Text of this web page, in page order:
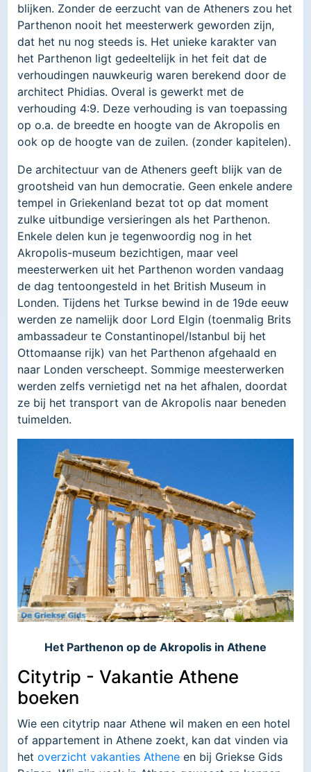
blijken. Zonder de eerzucht van de Atheners zou het
Parthenon nooit het meesterwerk geworden zijn,
dat het nu nog steeds is. Het unieke karakter van
het Parthenon ligt gedeeltelijk in het feit dat de
verhoudingen nauwkeurig waren berekend door de
architect Phidias. Overal is gewerkt met de
verhouding 4:9. Deze verhouding is van toepassing
op o.a. de breedte en hoogte van de Akropolis en
ook op de hoogte van de zuilen. (zonder kapitelen).
De architectuur van de Atheners geeft blijk van de
grootsheid van hun democratie. Geen enkele andere
tempel in Griekenland bezat tot op dat moment
zulke uitbundige versieringen als het Parthenon.
Enkele delen kun je tegenwoordig nog in het
Akropolis-museum bezichtigen, maar veel
meesterwerken uit het Parthenon worden vandaag
de dag tentoongesteld in het British Museum in
Londen. Tijdens het Turkse bewind in de 19de eeuw
werden ze namelijk door Lord Elgin (toenmalig Brits
ambassadeur te Constantinopel/Istanbul bij het
Ottomaanse rijk) van het Parthenon afgehaald en
naar Londen verscheept. Sommige meesterwerken
werden zelfs vernietigd net na het afhalen, doordat
ze bij het transport van de Akropolis naar beneden
tuimelden.
Het Parthenon op de Akropolis in Athene
Citytrip - Vakantie Athene
boeken
Wie een citytrip naar Athene wil maken en een hotel
of appartement in Athene zoekt, kan dat vinden via
het overzicht vakanties Athene en bij Griekse Gids